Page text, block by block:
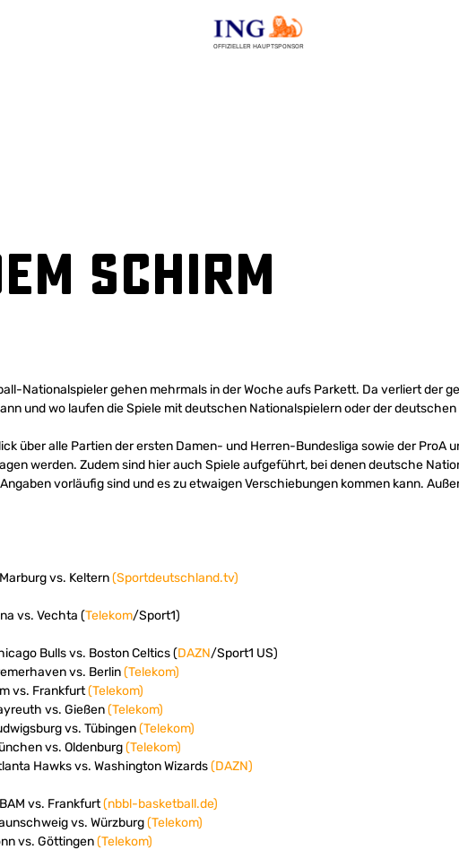
OFFIZIELLER HAUPTSPONSOR
Schirm
Nationalspieler gehen mehrmals in der Woche aufs Parkett. Da verliert der
und wo laufen die Spiele mit deutschen Nationalspielern oder der deutschen
über alle Partien der ersten Damen- und Herren-Bundesliga sowie der ProA
werden. Zudem sind hier auch Spiele aufgeführt, bei denen deutsche
vorläufig sind und es zu etwaigen Verschiebungen kommen kann.
vs. Keltern(Sportdeutschland.tv)
vs. Vechta (Telekom/Sport1)
Bulls vs. Boston Celtics (DAZN/Sport1 US)
vs. Berlin(Telekom)
vs. Frankfurt(Telekom)
vs. Gießen(Telekom)
vs. Tübingen(Telekom)
vs. Oldenburg(Telekom)
Hawks vs. Washington Wizards(DAZN)
vs. Frankfurt(nbbl-basketball.de)
vs. Würzburg(Telekom)
vs. Göttingen(Telekom)